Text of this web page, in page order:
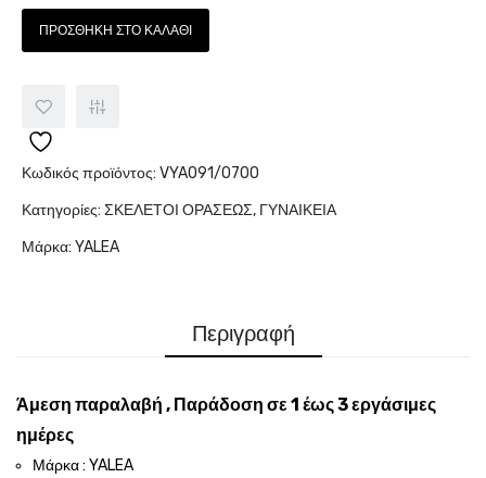
ΠΡΟΣΘΉΚΗ ΣΤΟ ΚΑΛΆΘΙ
Κωδικός προϊόντος: VYA091/0700
Κατηγορίες: ΣΚΕΛΕΤΟΙ ΟΡΑΣΕΩΣ, ΓΥΝΑΙΚΕΙΑ
Μάρκα: YALEA
Περιγραφή
Άμεση παραλαβή , Παράδοση σε 1 έως 3 εργάσιμες
ημέρες
Μάρκα : YALEA